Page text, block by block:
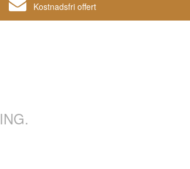
Kostnadsfri offert